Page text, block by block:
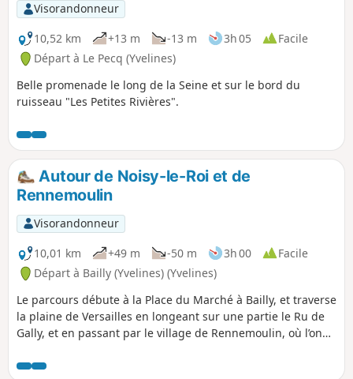
Visorandonneur
10,52 km
+13 m -13 m 3h 05
Facile
Départ à Le Pecq (Yvelines)
Belle promenade le long de la Seine et sur le bord du
ruisseau "Les Petites Rivières".
Autour de Noisy-le-Roi et de
Rennemoulin
Visorandonneur
10,01 km
+49 m -50 m 3h 00
Facile
Départ à Bailly (Yvelines) (Yvelines)
Le parcours débute à la Place du Marché à Bailly, et traverse
la plaine de Versailles en longeant sur une partie le Ru de
Gally, et en passant par le village de Rennemoulin, où l’on